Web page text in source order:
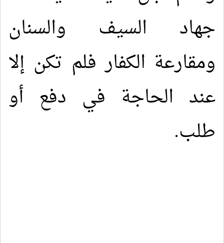
جهاد السيف والسنان
ومقارعة الكفار فلم تكن إلا
عند الحاجة في دفع أو
طلب.